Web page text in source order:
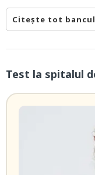
Citește tot bancul
Test la spitalul